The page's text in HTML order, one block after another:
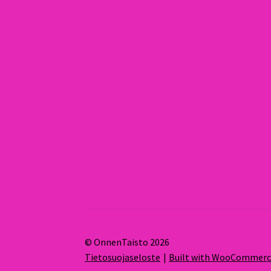
© OnnenTaisto 2026
Tietosuojaseloste
Built with